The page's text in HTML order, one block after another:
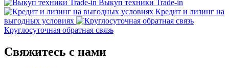
Выкуп техники Trade-in
Кредит и лизинг на
выгодных условиях
Круглосуточная обратная связь
Свяжитесь с нами